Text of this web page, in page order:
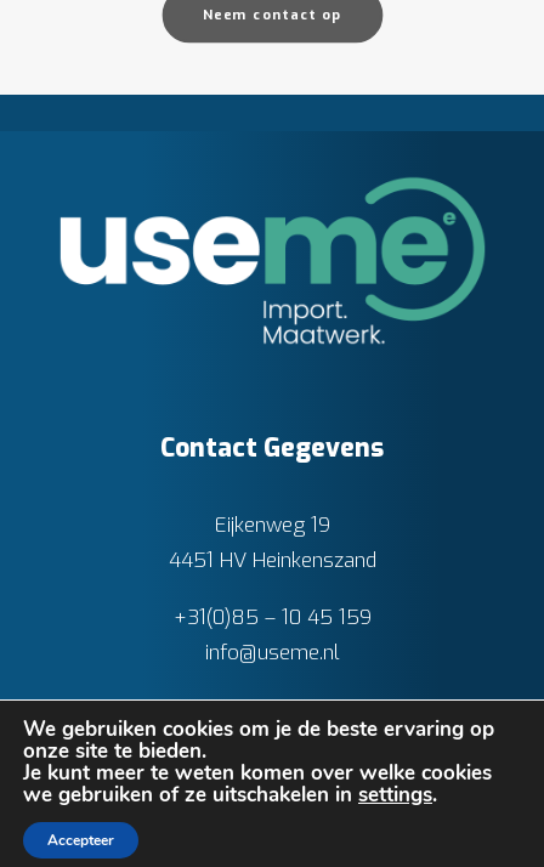
Neem contact op
Contact Gegevens
Eijkenweg 19
4451 HV Heinkenszand
+31(0)85 – 10 45 159
info@useme.nl
Privacy verklaring
We gebruiken cookies om je de beste ervaring op
onze site te bieden.
Je kunt meer te weten komen over welke cookies
we gebruiken of ze uitschakelen in settings.
Accepteer